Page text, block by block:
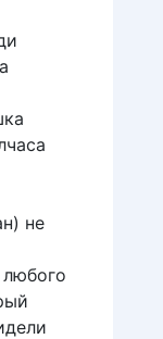
не